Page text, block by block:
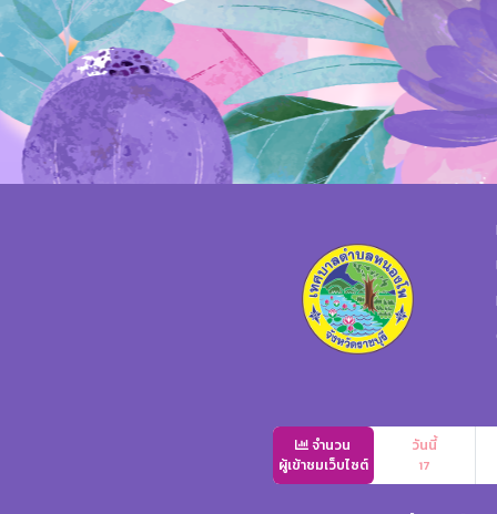
จำนวน
ผู้เข้าชมเว็บไซต์
วันนี้
17